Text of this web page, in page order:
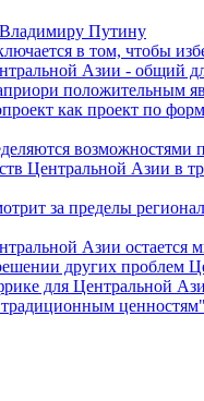
Путину
в том, чтобы
Азии - общий
положительным
как проект по
возможностями
Центральной Азии в
за пределы
Азии остается
других проблем
для Центральной